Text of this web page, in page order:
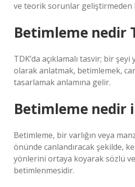
ve teorik sorunlar geliştirmeden
Betimleme nedir
TDK’da açıklamalı tasvir; bir şeyi
olarak anlatmak, betimlemek,
tasarlamak anlamına gelir.
Betimleme nedir
Betimleme, bir varlığın veya
önünde canlandıracak şekilde,
yönlerini ortaya koyarak sözlü
betimlenmesidir.